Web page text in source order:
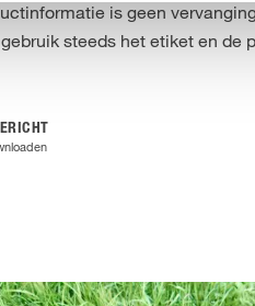
is geen
steeds het etiket en de